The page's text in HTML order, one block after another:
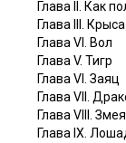
Глава II. Как
Глава III. Крыса
Глава VI. Вол
Глава V. Тигр
Глава VI. Заяц
Глава VII.
Глава VIII. Змея
Глава IX.